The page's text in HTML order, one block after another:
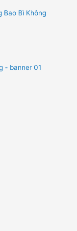
Bao Bì Không